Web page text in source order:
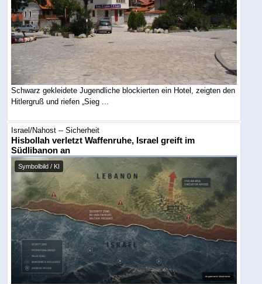
Schwarz gekleidete Jugendliche blockierten ein Hotel, zeigten den
Hitlergruß und riefen „Sieg ...
Israel/Nahost -- Sicherheit
Hisbollah verletzt Waffenruhe, Israel greift im
Südlibanon an
Symbolbild / KI